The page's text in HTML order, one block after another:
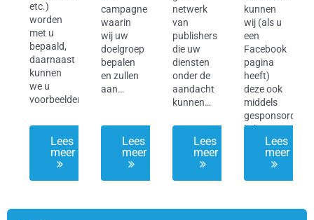
etc.)
worden
met u
bepaald,
daarnaast
kunnen
we u
voorbeelden…
Lees
meer
campagne
waarin
wij uw
doelgroep
bepalen
en zullen
aan…
Lees
meer
netwerk
van
publishers
die uw
diensten
onder de
aandacht
kunnen…
Lees
meer
kunnen
wij (als u
een
Facebook
pagina
heeft)
deze ook
middels
gesponsorde
links…
Lees
meer